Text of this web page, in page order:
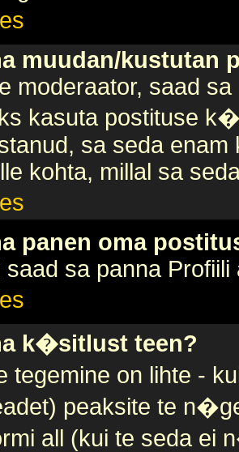
muudan/kustutan
moderaator, saad
kasuta postituse
sa seda
kohta, millal sa
panen oma
saad sa panna Profiili
k�sitlust teen?
tegemine on lihte -
peaksite te
all (kui te seda ei